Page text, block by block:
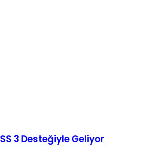
3 Desteğiyle Geliyor